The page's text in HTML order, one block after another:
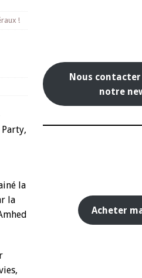
!
la
la
Nous
notre
Acheter